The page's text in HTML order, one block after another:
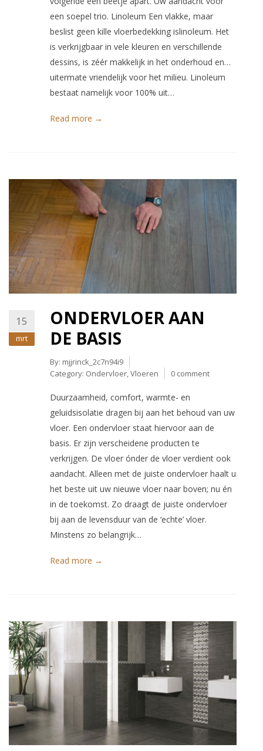
een soepel trio. Linoleum Een vlakke, maar
beslist geen kille vloerbedekking islinoleum. Het
is verkrijgbaar in vele kleuren en verschillende
dessins, is zéér makkelijk in het onderhoud en…
uitermate vriendelijk voor het milieu. Linoleum
bestaat namelijk voor 100% uit…
Read more →
15
mrt
ONDERVLOER AAN
DE BASIS
By: mjjrinck_2c7n94i9
Category: Ondervloer,Vloeren 0 comment
Duurzaamheid, comfort, warmte- en
geluidsisolatie dragen bij aan het behoud van uw
vloer. Een ondervloer staat hiervoor aan de
basis. Er zijn verscheidene producten te
verkrijgen. De vloer ónder de vloer verdient ook
aandacht. Alleen met de juiste ondervloer haalt u
het beste uit uw nieuwe vloer naar boven; nu én
in de toekomst. Zo draagt de juiste ondervloer
bij aan de levensduur van de ‘echte’ vloer.
Minstens zo belangrijk…
Read more →